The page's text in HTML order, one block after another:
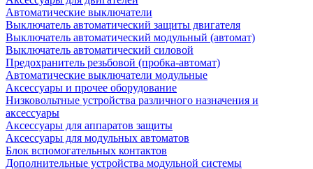
Автоматические выключатели
Выключатель автоматический защиты двигателя
Выключатель автоматический модульный (автомат)
Выключатель автоматический силовой
Предохранитель резьбовой (пробка-автомат)
Автоматические выключатели модульные
Аксессуары и прочее оборудование
Низковольтные устройства различного назначения и
аксессуары
Аксессуары для аппаратов защиты
Аксессуары для модульных автоматов
Блок вспомогательных контактов
Дополнительные устройства модульной системы